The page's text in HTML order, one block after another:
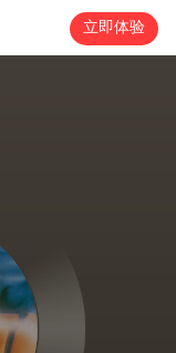
立即体验